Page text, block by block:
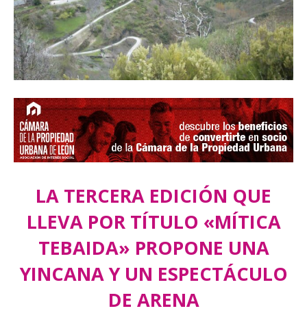
LA TERCERA EDICIÓN QUE
LLEVA POR TÍTULO «MÍTICA
TEBAIDA» PROPONE UNA
YINCANA Y UN ESPECTÁCULO
DE ARENA